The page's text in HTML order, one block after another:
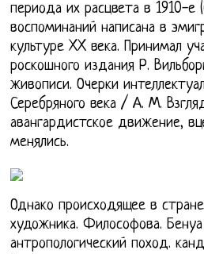
периода их расцвета в 1910-е
воспоминаний написана в
культуре XX века. Принимал
роскошного издания Р.
живописи. Очерки
Серебряного века / А. М.
авангардистское движение,
менялись.
Однако происходящее в
художника. Философова.
антропологический поход.